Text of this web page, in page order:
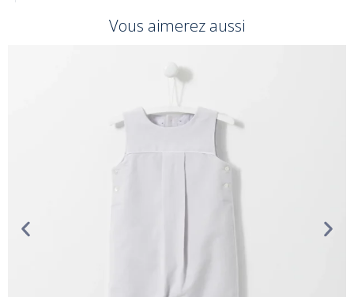
Vous aimerez aussi